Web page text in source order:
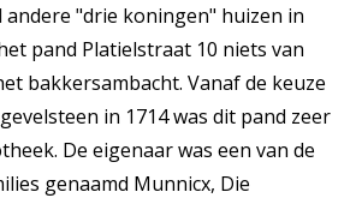
andere "drie koningen" huizen in
pand Platielstraat 10 niets van
bakkersambacht. Vanaf de keuze
in 1714 was dit pand zeer
De eigenaar was een van de
genaamd Munnicx, Die